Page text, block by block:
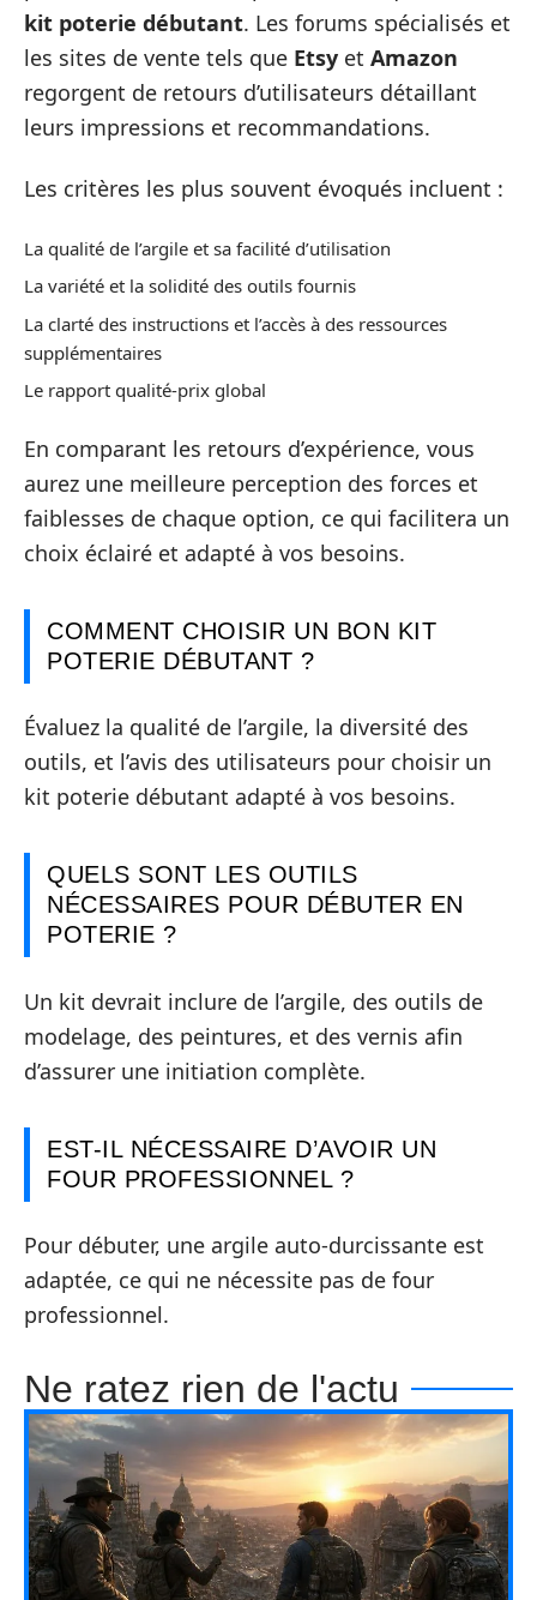
kit poterie débutant. Les forums spécialisés et
les sites de vente tels que Etsy et Amazon
regorgent de retours d’utilisateurs détaillant
leurs impressions et recommandations.
Les critères les plus souvent évoqués incluent :
La qualité de l’argile et sa facilité d’utilisation
La variété et la solidité des outils fournis
La clarté des instructions et l’accès à des ressources
supplémentaires
Le rapport qualité-prix global
En comparant les retours d’expérience, vous
aurez une meilleure perception des forces et
faiblesses de chaque option, ce qui facilitera un
choix éclairé et adapté à vos besoins.
COMMENT CHOISIR UN BON KIT
POTERIE DÉBUTANT ?
Évaluez la qualité de l’argile, la diversité des
outils, et l’avis des utilisateurs pour choisir un
kit poterie débutant adapté à vos besoins.
QUELS SONT LES OUTILS
NÉCESSAIRES POUR DÉBUTER EN
POTERIE ?
Un kit devrait inclure de l’argile, des outils de
modelage, des peintures, et des vernis afin
d’assurer une initiation complète.
EST-IL NÉCESSAIRE D’AVOIR UN
FOUR PROFESSIONNEL ?
Pour débuter, une argile auto-durcissante est
adaptée, ce qui ne nécessite pas de four
professionnel.
Ne ratez rien de l'actu